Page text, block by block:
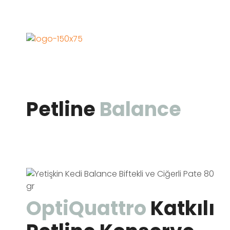
Petline Balance
OptiQuattro Katkılı